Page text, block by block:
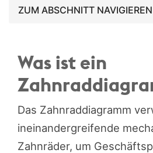
ZUM ABSCHNITT NAVIGIEREN
Was ist ein
Das Zahnraddiagramm
ineinandergreifende
Zahnräder, um